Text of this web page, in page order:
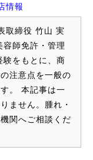
情報
取締役 竹山 実
容師免許・管理
験をもとに、商
注意点を一般の
。 本記事は一
ません。腫れ・
関へご相談くだ